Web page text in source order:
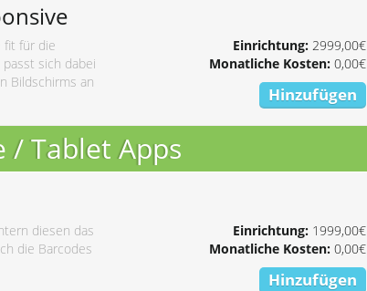
fit für die
sich dabei
Bildschirms an
Einrichtung:2999,00€
Monatliche Kosten:0,00€
Hinzufügen
/ Tablet Apps
diesen das
die Barcodes
Einrichtung:1999,00€
Monatliche Kosten:0,00€
Hinzufügen